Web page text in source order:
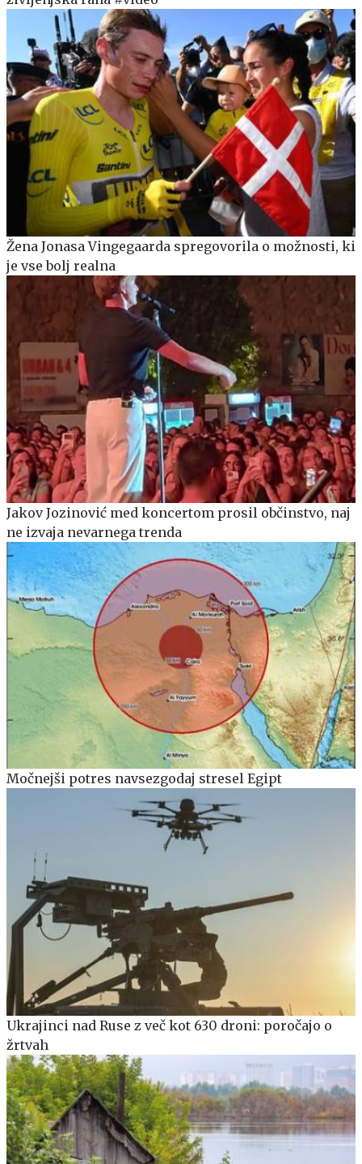
Žena Jonasa Vingegaarda spregovorila o možnosti, ki
je vse bolj realna
Jakov Jozinović med koncertom prosil občinstvo, naj
ne izvaja nevarnega trenda
Močnejši potres navsezgodaj stresel Egipt
Ukrajinci nad Ruse z več kot 630 droni: poročajo o
žrtvah